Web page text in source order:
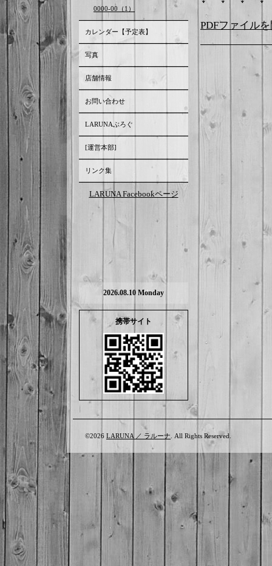
PDFファイル
0000-00（1）
カレンダー【予定表】
写真
店舗情報
お問い合わせ
LARUNAぶろぐ
[運営本部]
リンク集
LARUNA Facebookページ
2026.08.10 Monday
携帯サイト
©2026 LARUNA ／ ラルーナ . All Rights Reserved.